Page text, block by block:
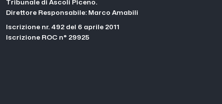
Tribunale di Ascoli Piceno.
Direttore Responsabile: Marco Amabili
Iscrizione nr. 492 del 6 aprile 2011
Iscrizione ROC n° 29925